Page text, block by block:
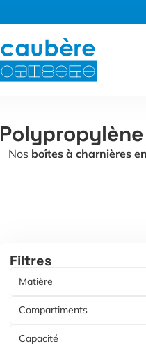
Polypropylène
Nos boîtes à charnières
Filtres
Matière
Compartiments
Capacité